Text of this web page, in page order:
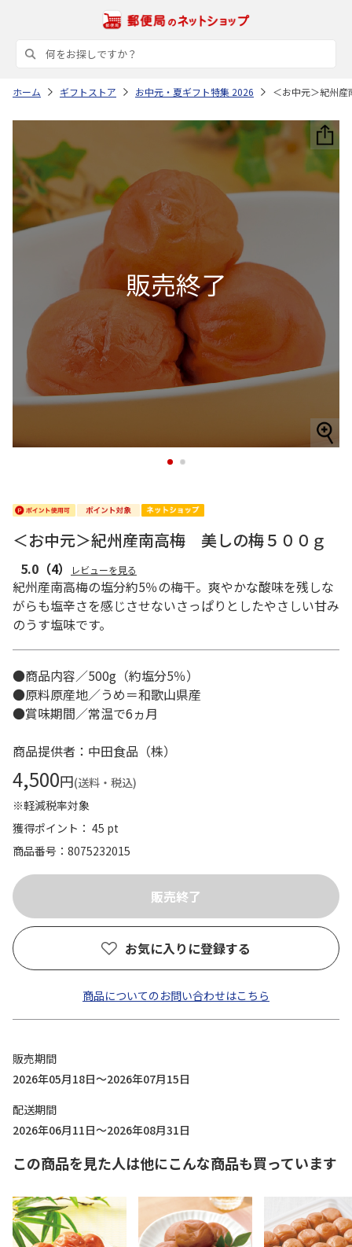
ホーム ギフトストア お中元・夏ギフト特集 2026 ＜お中元＞紀州
1 2
＜お中元＞紀州産南高梅 美しの梅５００ｇ
5.0 （4） レビューを見る
紀州産南高梅の塩分約5％の梅干。爽やかな酸味を残しな
がらも塩辛さを感じさせないさっぱりとしたやさしい甘み
のうす塩味です。
●商品内容／500g（約塩分5％）
●原料原産地／うめ＝和歌山県産
●賞味期間／常温で6ヵ月
商品提供者：中田食品（株）
4,500円(送料・税込)
※軽減税率対象
獲得ポイント： 45 pt
商品番号
8075232015
お気に入りに登録する
商品についてのお問い合わせはこちら
販売期間
2026年05月18日～2026年07月15日
配送期間
2026年06月11日～2026年08月31日
この商品を見た人は他にこんな商品も買っています